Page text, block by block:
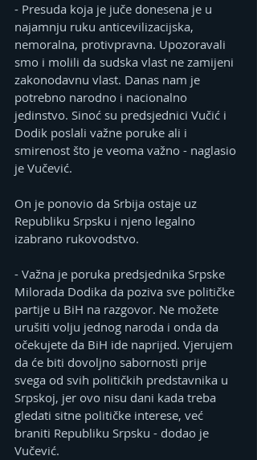
- Presuda koja je juče donesena je u
najamnju ruku anticevilizacijska,
nemoralna, protivpravna. Upozoravali
smo i molili da sudska vlast ne zamijeni
zakonodavnu vlast. Danas nam je
potrebno narodno i nacionalno
jedinstvo. Sinoć su predsjednici Vučić i
Dodik poslali važne poruke ali i
smirenost što je veoma važno - naglasio
je Vučević.
On je ponovio da Srbija ostaje uz
Republiku Srpsku i njeno legalno
izabrano rukovodstvo.
- Važna je poruka predsjednika Srpske
Milorada Dodika da poziva sve političke
partije u BiH na razgovor. Ne možete
urušiti volju jednog naroda i onda da
očekujete da BiH ide naprijed. Vjerujem
da će biti dovoljno sabornosti prije
svega od svih političkih predstavnika u
Srpskoj, jer ovo nisu dani kada treba
gledati sitne političke interese, već
braniti Republiku Srpsku - dodao je
Vučević.